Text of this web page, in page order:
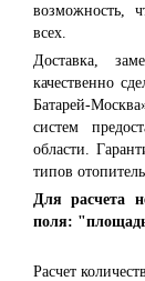
возможность,
всех.
Доставка,
качественно
Батарей-
систем
области.
типов
Для расчета
поля:
Расчет